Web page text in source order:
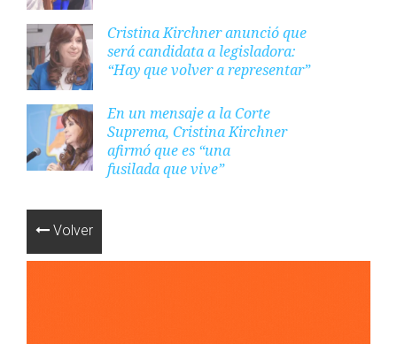
Cristina Kirchner anunció que
será candidata a legisladora:
“Hay que volver a representar”
En un mensaje a la Corte
Suprema, Cristina Kirchner
afirmó que es “una
fusilada que vive”
Volver